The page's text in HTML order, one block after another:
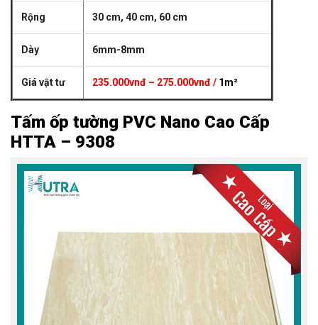
Rộng 30 cm, 40 cm, 60 cm
Dày 6mm-8mm
Giá vật tư 235.000vnđ – 275.000vnđ / 1m²
Tấm ốp tường PVC Nano Cao Cấp
HTTA – 9308